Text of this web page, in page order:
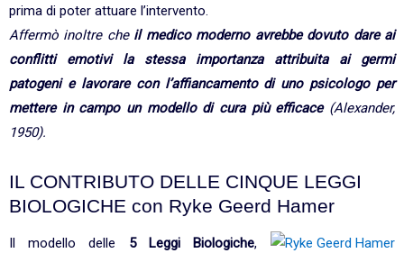
prima di poter attuare l’intervento.
Affermò inoltre che il medico moderno avrebbe dovuto dare ai
conflitti emotivi la stessa importanza attribuita ai germi
patogeni e lavorare con l’affiancamento di uno psicologo per
mettere in campo un modello di cura più efficace(Alexander,
1950).
IL CONTRIBUTO DELLE CINQUE LEGGI
BIOLOGICHE con Ryke Geerd Hamer
Il modello delle 5 Leggi Biologiche,